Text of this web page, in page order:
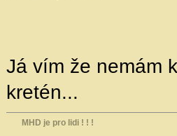
Já vím že nemám
kretén...
MHD je pro lidi ! ! !